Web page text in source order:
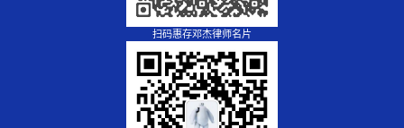
扫码惠存邓杰律师名片